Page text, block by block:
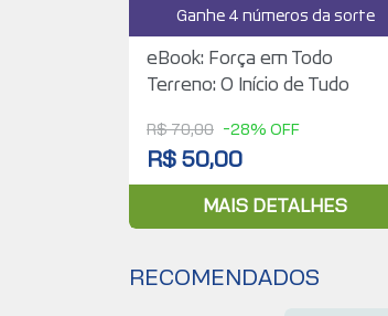
Ganhe 4 números da sorte
eBook: Força em Todo
Terreno: O Início de Tudo
R$ 70,00 -28% OFF
R$ 50,00
MAIS DETALHES
RECOMENDADOS